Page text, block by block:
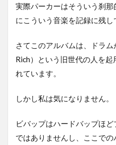
実際パーカーはそういう刹
にこういう音楽を記録に残し
さてこのアルバムは、ドラ
Rich）という旧世代の人を
れています。
しかし私は気になりません。
ビバップはハードバップほ
ではありませんし、ここで